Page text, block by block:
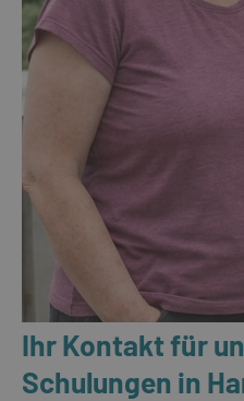
Ihr Kontakt für
Schulungen in